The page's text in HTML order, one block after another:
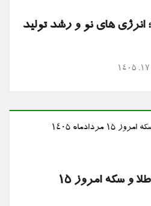
گزارش خط رند ۹۱۲؛ انرژی های نو و رشد تولید
قیمت بازگشایی بازار طلا و سکه امروز ۱۵